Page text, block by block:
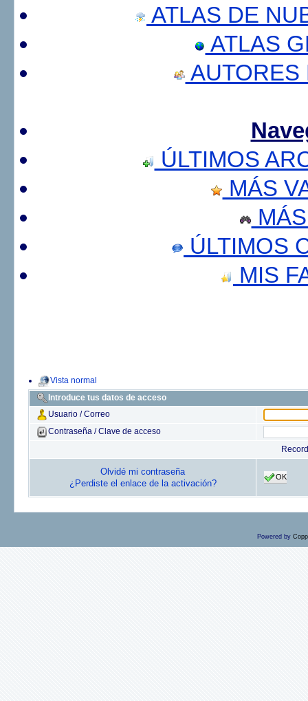
ATLAS DE
ATLAS
AUTORES
ÚLTIMOS
MÁS
ÚLTIMOS
MIS
Vista normal
Introduce tus datos de acceso
Usuario / Correo
Contraseña / Clave de acceso
Olvidé mi contraseña
¿Perdiste el enlace de la activación?
OK
Powered by